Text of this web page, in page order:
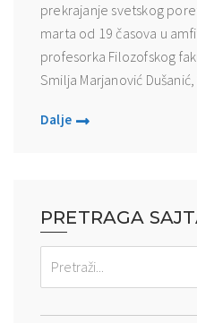
prekrajanje svetskog
marta od 19 časova u
profesorka Filozofskog
Smilja Marjanović
Dalje
PRETRAGA